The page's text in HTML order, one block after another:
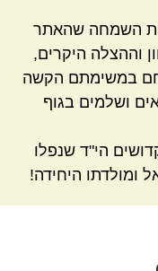
השמחה שהאתר
וההצלה היקרים,
במשימתם הקשה
ושלמים בגוף
הי"ד שנפלו
היחידה!